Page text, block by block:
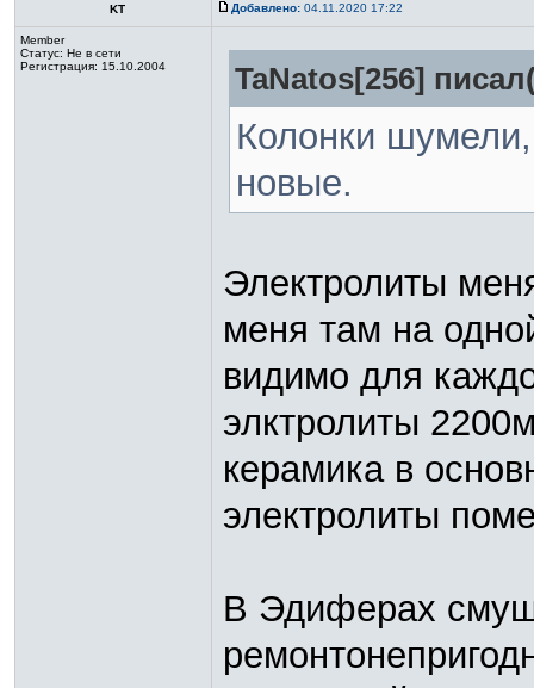
KT Добавлено: 04.11.2020 17:22
Member
Статус: Не в сети
Регистрация: 15.10.2004
TaNatos[256]
Колонки
новые.
Электролиты
меня там на
видимо для
элктролиты
керамика в
электролиты
В Эдиферах